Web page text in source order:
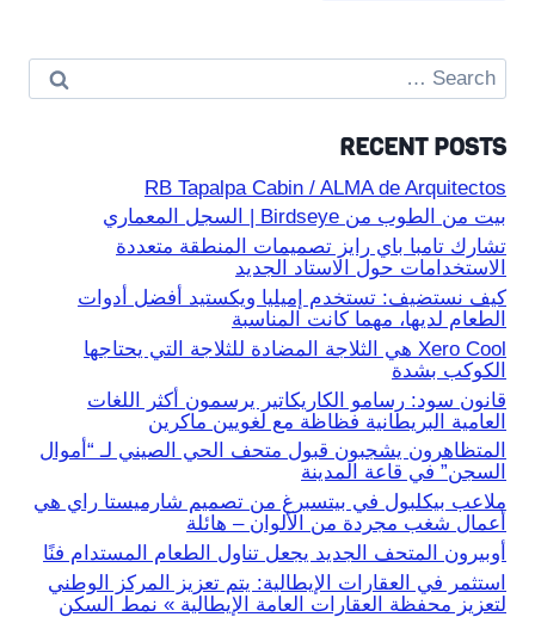
Search
for:
RECENT POSTS
RB Tapalpa Cabin / ALMA de Arquitectos
بيت من الطوب من Birdseye | السجل المعماري
تشارك تامبا باي رايز تصميمات المنطقة متعددة
الاستخدامات حول الاستاد الجديد
كيف نستضيف: تستخدم إميليا ويكستيد أفضل أدوات
الطعام لديها، مهما كانت المناسبة
Xero Cool هي الثلاجة المضادة للثلاجة التي يحتاجها
الكوكب بشدة
قانون سود: رسامو الكاريكاتير يرسمون أكثر اللغات
العامية البريطانية فظاظة مع لغويين ماكرين
المتظاهرون يشجبون قبول متحف الحي الصيني لـ “أموال
السجن” في قاعة المدينة
ملاعب بيكلبول في بيتسبرغ من تصميم شارميستا راي هي
أعمال شغب مجردة من الألوان – هائلة
أوبيرون المتحف الجديد يجعل تناول الطعام المستدام فنًا
استثمر في العقارات الإيطالية: يتم تعزيز المركز الوطني
لتعزيز محفظة العقارات العامة الإيطالية » نمط السكن